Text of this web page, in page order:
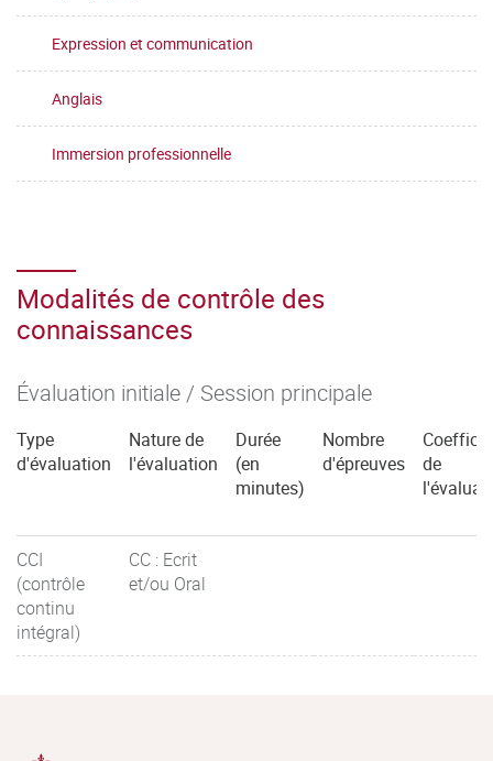
Expression et communication
Anglais
Immersion professionnelle
Modalités de contrôle des
connaissances
Évaluation initiale / Session principale
Type
d'évaluation
Nature de
l'évaluation
Durée
(en
minutes)
Nombre
d'épreuves
de
CCI
(contrôle
continu
intégral)
CC : Ecrit
et/ou Oral